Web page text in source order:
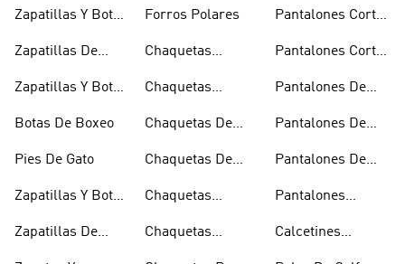
Zapatillas Y Botas
Zapatillas De
Zapatillas Y Botas
Botas De Boxeo
Pies De Gato
Zapatillas Y Botas
Zapatillas De
Forros Polares
Chaquetas
Chaquetas
Chaquetas De
Chaquetas De
Chaquetas
Chaquetas
Pantalones Cortos
Pantalones Cortos
Pantalones De
Pantalones De
Pantalones De
Pantalones
Calcetines